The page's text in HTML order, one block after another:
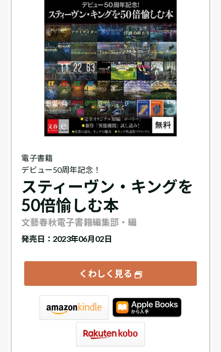
電子書籍
デビュー50周年記念！
スティーヴン・キングを
50倍愉しむ本
文藝春秋電子書籍編集部・編
発売日：2023年06月02日
くわしく見る